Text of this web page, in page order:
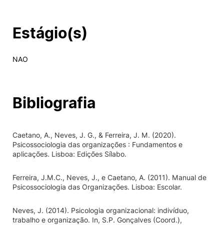
Estágio(s)
NAO
Bibliografia
Caetano, A., Neves, J. G., & Ferreira, J. M. (2020).
Psicossociologia das organizações : Fundamentos e
aplicações. Lisboa: Edições Sílabo.
Ferreira, J.M.C., Neves, J., e Caetano, A. (2011). Manual de
Psicossociologia das Organizações. Lisboa: Escolar.
Neves, J. (2014). Psicologia organizacional: indivíduo,
trabalho e organização. In, S.P. Gonçalves (Coord.),